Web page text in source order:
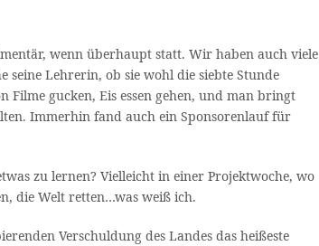
wenn überhaupt statt. Wir haben auch viele
seine Lehrerin, ob sie wohl die siebte Stunde
Filme gucken, Eis essen gehen, und man bringt
Immerhin fand auch ein Sponsorenlauf für
zu lernen? Vielleicht in einer Projektwoche, wo
die Welt retten…was weiß ich.
Verschuldung des Landes das heißeste